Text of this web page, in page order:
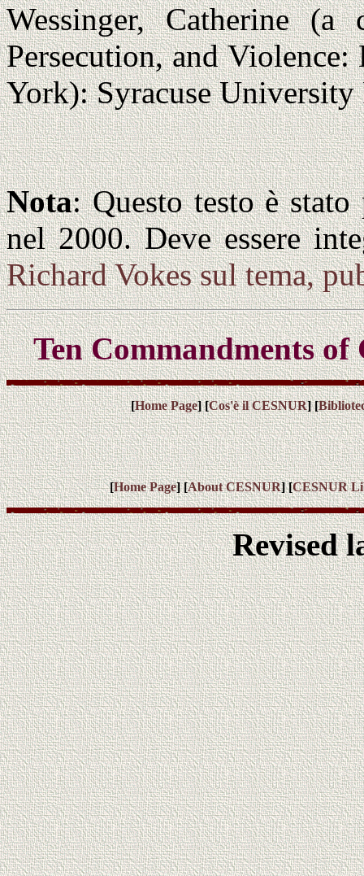
Wessinger, Catherine
Persecution, and
York): Syracuse University
Nota: Questo testo è
nel 2000. Deve essere
Richard Vokes sul tema,
Ten Commandments
[Home Page] [Cos'è il CESNUR] [
[Home Page] [About CESNUR] [CESNUR
Revised